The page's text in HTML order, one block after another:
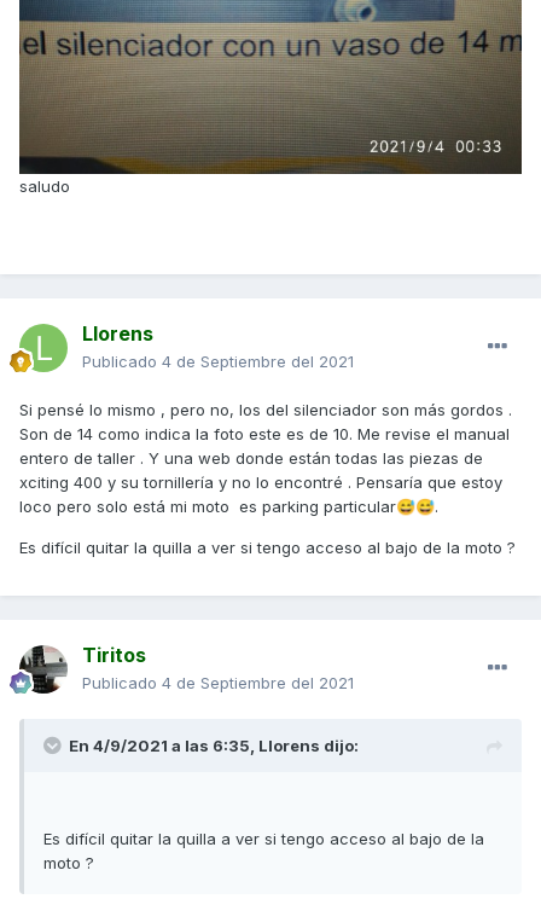
saludo
Llorens
Publicado 4 de Septiembre del 2021
Si pensé lo mismo , pero no, los del silenciador son más gordos .
Son de 14 como indica la foto este es de 10. Me revise el manual
entero de taller . Y una web donde están todas las piezas de
xciting 400 y su tornillería y no lo encontré . Pensaría que estoy
loco pero solo está mi moto es parking particular😅😅.
Es difícil quitar la quilla a ver si tengo acceso al bajo de la moto ?
Tiritos
Publicado 4 de Septiembre del 2021
En 4/9/2021 a las 6:35, Llorens dijo:
Es difícil quitar la quilla a ver si tengo acceso al bajo de la
moto ?